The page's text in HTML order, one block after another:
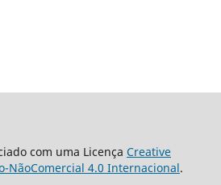
com uma Licença Creative
NãoComercial 4.0 Internacional.